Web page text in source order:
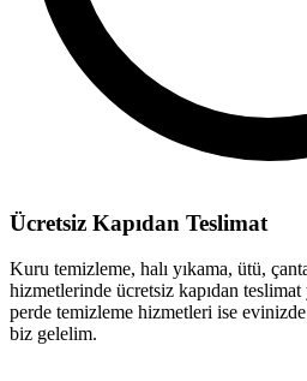
Ücretsiz Kapıdan Teslimat
Kuru temizleme, halı yıkama, ütü,
hizmetlerinde ücretsiz kapıdan
perde temizleme hizmetleri ise
biz gelelim.